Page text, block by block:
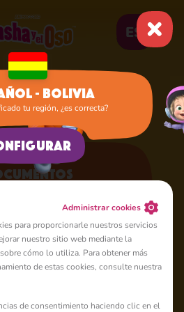
ES
Documentos
“ sitio web ”) y su Contenido,
- Bolivia
tu región, ¿es correcta?
Administrar cookies
para proporcionarle nuestros servicios
nuestro sitio web mediante la
cómo lo utiliza. Para obtener más
de estas cookies, consulte nuestra
de consentimiento haciendo clic en el